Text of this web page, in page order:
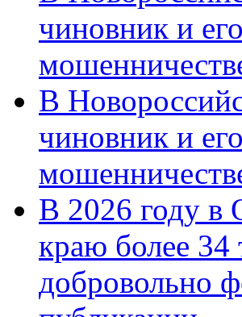
чиновник и
В
чиновник и
В 2026 году в
краю более 34
добровольно